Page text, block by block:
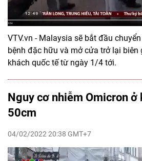
VTV.vn - Malaysia sẽ bắt đầu
bệnh đặc hữu và mở cửa trở lại biên
khách quốc tế từ ngày 1/4 tới.
Nguy cơ nhiễm Omicron ở
50cm
04/02/2022 20:38 GMT+7